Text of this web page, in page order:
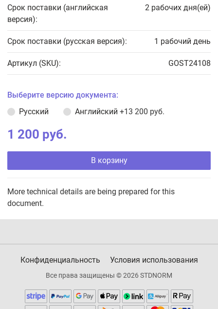
Срок поставки (английская
версия):
2 рабочих дня(ей)
Срок поставки (русская версия): 1 рабочий день
Артикул (SKU): GOST24108
Выберите версию документа:
Русский
Английский +13 200 руб.
1 200 руб.
В корзину
More technical details are being prepared for this
document.
Конфиденциальность Условия использования
Все права защищены © 2026 STDNORM